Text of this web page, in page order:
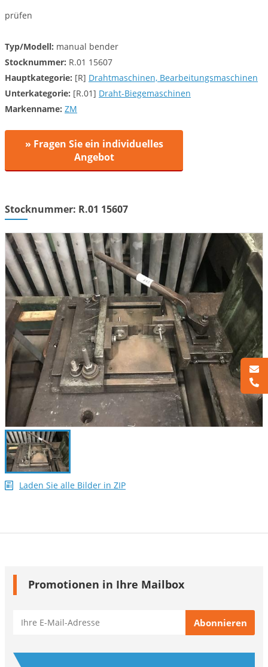
prüfen
Typ/Modell: manual bender
Stocknummer: R.01 15607
Hauptkategorie: [R] Drahtmaschinen, Bearbeitungsmaschinen
Unterkategorie: [R.01] Draht-Biegemaschinen
Markenname: ZM
» Fragen Sie ein individuelles
Angebot
Stocknummer: R.01 15607
Laden Sie alle Bilder in ZIP
Promotionen in Ihre Mailbox